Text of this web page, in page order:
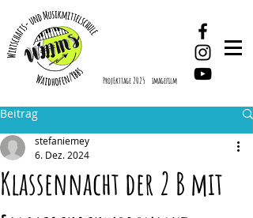
imagefilm
ProjEkttage 2025
Beitrag
Klassennacht der 2 B mit
stefaniemey
6. Dez. 2024